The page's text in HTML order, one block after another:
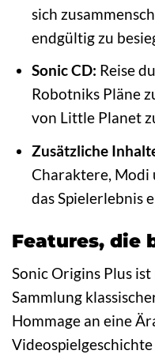
sich
endgültig zu
Sonic CD: Reise
Robotniks Pläne
von Little Planet
Zusätzliche
Charaktere, Modi
das Spielerlebnis
Features, die
Sonic Origins Plus
Sammlung
Hommage an eine